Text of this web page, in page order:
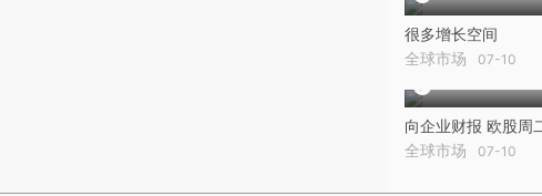
很多增长空间
全球市场 07-10
向企业财报 欧股周
全球市场 07-10